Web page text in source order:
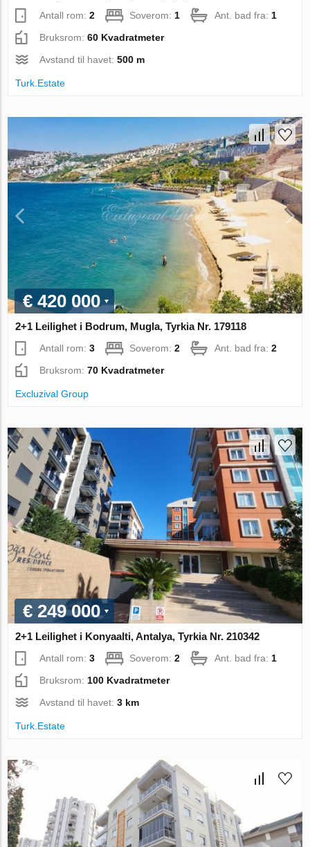
Antall rom:2 Soverom: 1 Ant. bad fra: 1
Bruksrom:60 Kvadratmeter
Avstand til havet:500 m
Turk.Estate
€ 420 000
2+1 Leilighet i Bodrum, Mugla, Tyrkia Nr. 179118
Antall rom:3 Soverom:2 Ant. bad fra:2
Bruksrom:70 Kvadratmeter
Excluzival Group
€ 249 000
2+1 Leilighet i Konyaalti, Antalya, Tyrkia Nr. 210342
Antall rom:3 Soverom:2 Ant. bad fra:1
Bruksrom:100 Kvadratmeter
Avstand til havet:3 km
Turk.Estate